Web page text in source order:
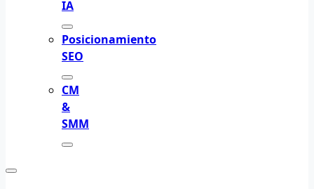
IA
Posicionamiento
SEO
CM
&
SMM